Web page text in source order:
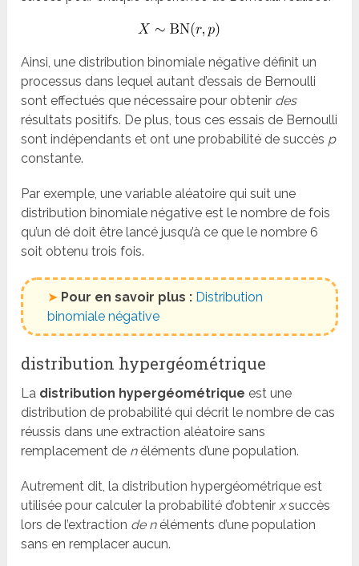
Ainsi, une distribution binomiale négative définit un
processus dans lequel autant d’essais de Bernoulli
sont effectués que nécessaire pour obtenir des
résultats positifs. De plus, tous ces essais de Bernoulli
sont indépendants et ont une probabilité de succès p
constante.
Par exemple, une variable aléatoire qui suit une
distribution binomiale négative est le nombre de fois
qu’un dé doit être lancé jusqu’à ce que le nombre 6
soit obtenu trois fois.
➤ Pour en savoir plus : Distribution
binomiale négative
distribution hypergéométrique
La distribution hypergéométrique est une
distribution de probabilité qui décrit le nombre de cas
réussis dans une extraction aléatoire sans
remplacement de néléments d’une population.
Autrement dit, la distribution hypergéométrique est
utilisée pour calculer la probabilité d’obtenirxsuccès
lors de l’extraction de néléments d’une population
sans en remplacer aucun.